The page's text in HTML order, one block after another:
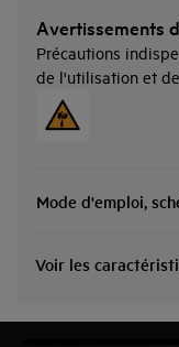
Avertissements
Précautions
de l'utilisation et
Mode d'emploi,
Voir les